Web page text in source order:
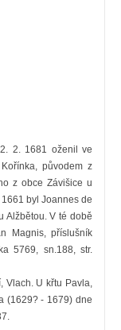
2. 1681 oženil ve
původem z
z obce Závišice u
byl Joannes de
Alžbětou. V té době
Magnis, příslušník
5769, sn.188, str.
Vlach. U křtu Pavla,
(1629? - 1679) dne